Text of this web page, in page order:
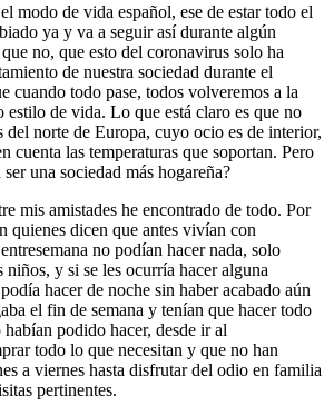
modo de vida español, ese de estar todo el
ya y va a seguir así durante algún
no, que esto del coronavirus solo ha
de nuestra sociedad durante el
cuando todo pase, todos volveremos a la
estilo de vida. Lo que está claro es que no
del norte de Europa, cuyo ocio es de interior,
cuenta las temperaturas que soportan. Pero
ser una sociedad más hogareña?
mis amistades he encontrado de todo. Por
quienes dicen que antes vivían con
no podían hacer nada, solo
y si se les ocurría hacer alguna
hacer de noche sin haber acabado aún
el fin de semana y tenían que hacer todo
podido hacer, desde ir al
todo lo que necesitan y que no han
a viernes hasta disfrutar del odio en familia
pertinentes.